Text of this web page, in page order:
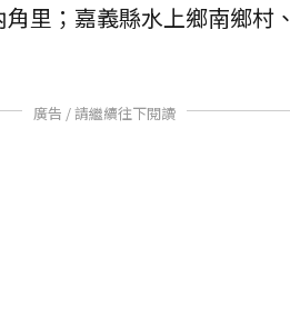
里；嘉義縣水上鄉南鄉村
廣告 / 請繼續往下閱讀